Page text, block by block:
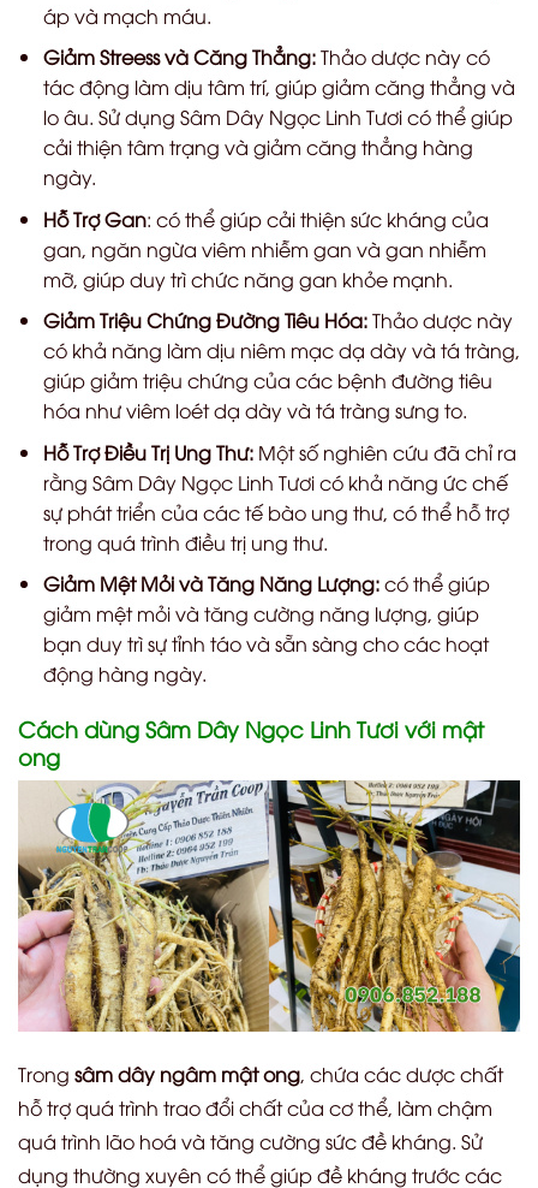
áp và mạch máu.
Giảm Streess và Căng Thẳng:Thảo dược này có
tác động làm dịu tâm trí, giúp giảm căng thẳng và
lo âu. Sử dụng Sâm Dây Ngọc Linh Tươi có thể giúp
cải thiện tâm trạng và giảm căng thẳng hàng
ngày.
Hỗ Trợ Gan: có thể giúp cải thiện sức kháng của
gan, ngăn ngừa viêm nhiễm gan và gan nhiễm
mỡ, giúp duy trì chức năng gan khỏe mạnh.
Giảm Triệu Chứng Đường Tiêu Hóa:Thảo dược này
có khả năng làm dịu niêm mạc dạ dày và tá tràng,
giúp giảm triệu chứng của các bệnh đường tiêu
hóa như viêm loét dạ dày và tá tràng sưng to.
Hỗ Trợ Điều Trị Ung Thư:Một số nghiên cứu đã chỉ ra
rằng Sâm Dây Ngọc Linh Tươi có khả năng ức chế
sự phát triển của các tế bào ung thư, có thể hỗ trợ
trong quá trình điều trị ung thư.
Giảm Mệt Mỏi và Tăng Năng Lượng:có thể giúp
giảm mệt mỏi và tăng cường năng lượng, giúp
bạn duy trì sự tỉnh táo và sẵn sàng cho các hoạt
động hàng ngày.
Cách dùng Sâm Dây Ngọc Linh Tươi với mật
ong
Trong sâm dây ngâm mật ong, chứa các dược chất
hỗ trợ quá trình trao đổi chất của cơ thể, làm chậm
quá trình lão hoá và tăng cường sức đề kháng. Sử
dụng thường xuyên có thể giúp đề kháng trước các